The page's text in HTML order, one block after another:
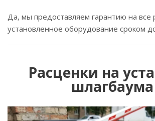
Да, мы предоставляем гарантию на все
установленное оборудование сроком
Расценки на
шлагбаума